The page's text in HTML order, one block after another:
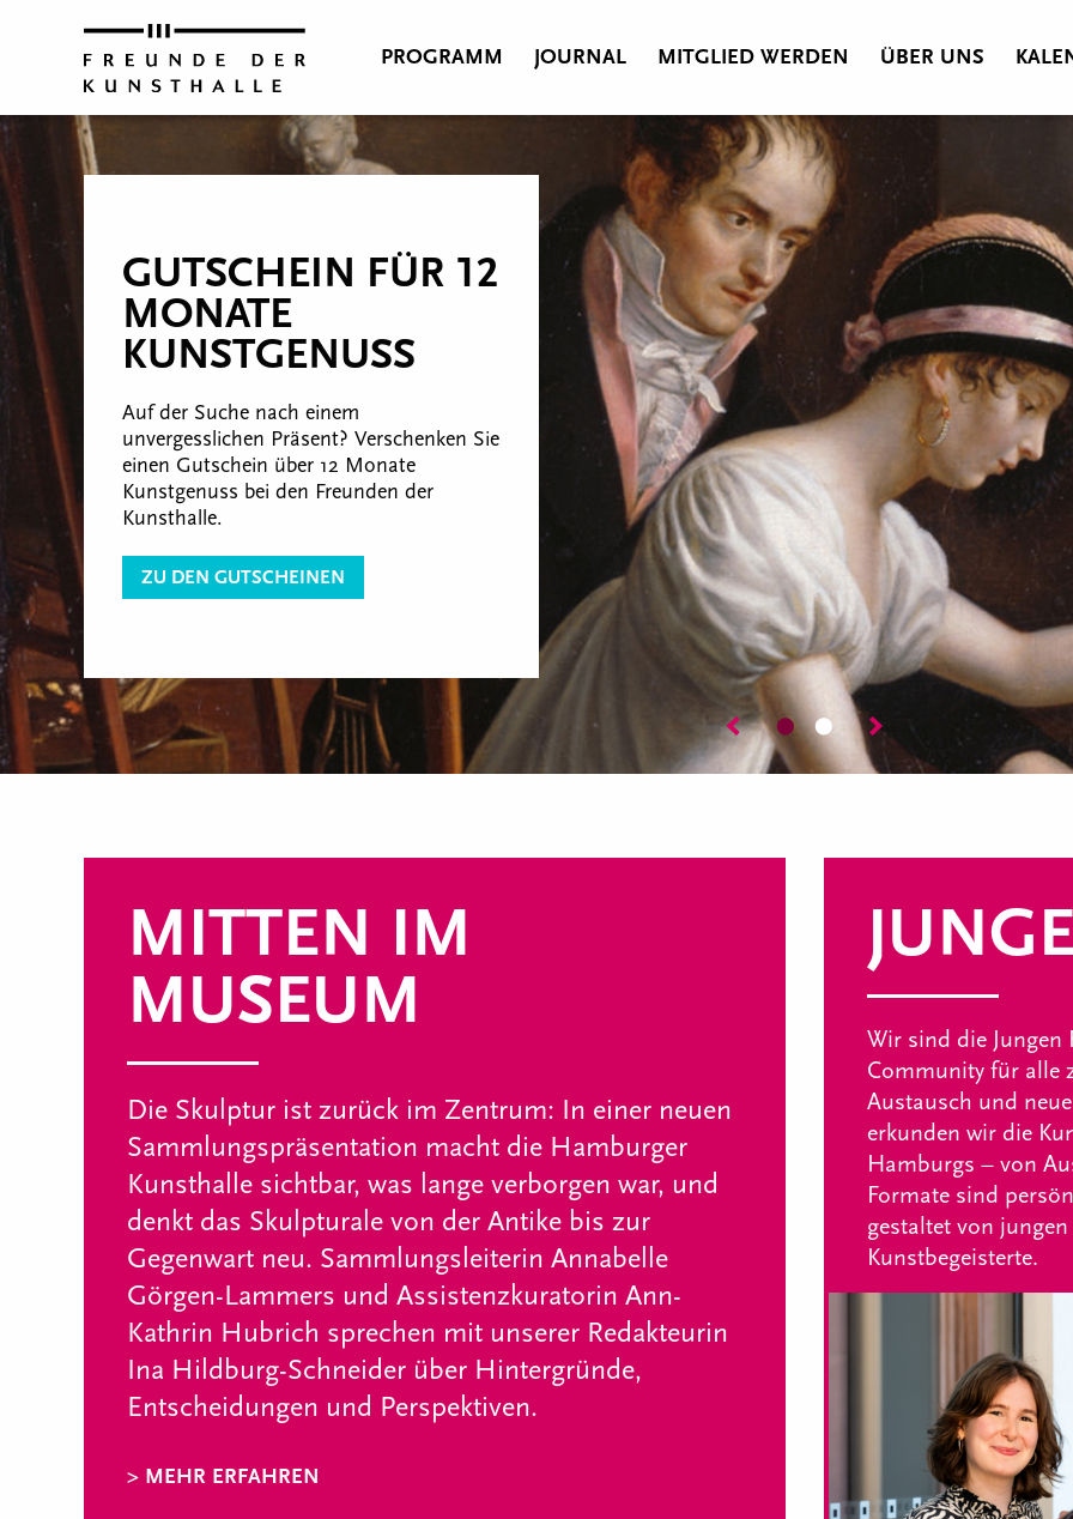
PROGRAMM JOURNAL MITGLIED WERDEN ÜBER UNS
GUTSCHEIN FÜR 12
MONATE
KUNSTGENUSS
Auf der Suche nach einem
unvergesslichen Präsent? Verschenken Sie
einen Gutschein über 12 Monate
Kunstgenuss bei den Freunden der
Kunsthalle.
ZU DEN GUTSCHEINEN
⬤ ⬤
MITTEN IM
MUSEUM
Die Skulptur ist zurück im Zentrum: In einer neuen
Sammlungspräsentation macht die Hamburger
Kunsthalle sichtbar, was lange verborgen war, und
denkt das Skulpturale von der Antike bis zur
Gegenwart neu. Sammlungsleiterin Annabelle
Görgen-Lammers und Assistenzkuratorin Ann-
Kathrin Hubrich sprechen mit unserer Redakteurin
Ina Hildburg-Schneider über Hintergründe,
Entscheidungen und Perspektiven.
> MEHR ERFAHREN
Wir sind die Jungen
Community für alle
Austausch und
erkunden wir die
Hamburgs – von
Formate sind
gestaltet von
Kunstbegeisterte.